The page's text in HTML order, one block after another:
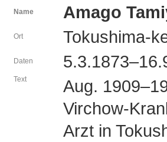
Name Amago
Ort Tokushima-
Daten
Text
Aug.
Virchow-
Arzt in